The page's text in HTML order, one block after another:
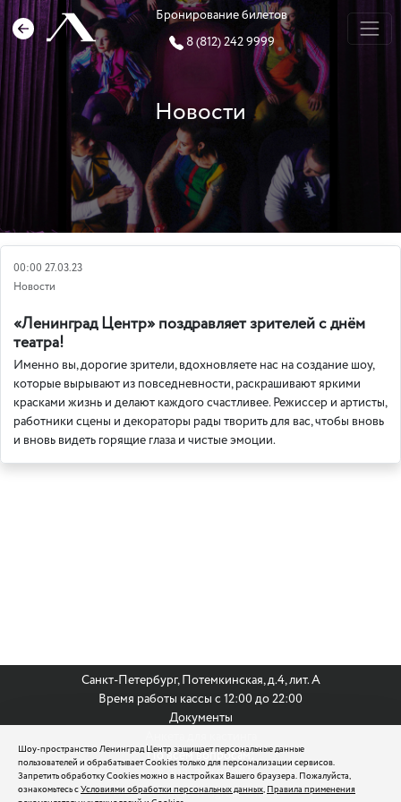
Шоу-пространство Ленинград Центр защищает персональные данные
пользователей и обрабатывает Cookies только для персонализации сервисов.
Запретить обработку Cookies можно в настройках Вашего браузера. Пожалуйста,
ознакомьтесь сУсловиями обработки персональных данных,Правила применения
Бронирование билетов
8 (812) 242 9999
Новости
00:00 27.03.23
Новости
«Ленинград Центр» поздравляет зрителей с днём
театра!
Именно вы, дорогие зрители, вдохновляете нас на создание шоу,
которые вырывают из повседневности, раскрашивают яркими
красками жизнь и делают каждого счастливее. Режиссер и артисты,
работники сцены и декораторы рады творить для вас, чтобы вновь
и вновь видеть горящие глаза и чистые эмоции.
Санкт-Петербург, Потемкинская, д.4, лит. А
Время работы кассы с 12:00 до 22:00
Документы
По всем вопросам:
8 (812) 242 9999
reservation@leningradcenter.ru